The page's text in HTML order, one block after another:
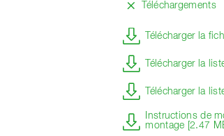
Téléchargements
Télécharger la
Télécharger la
Télécharger la
Instructions de
montage [2.47